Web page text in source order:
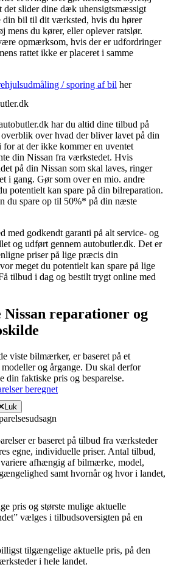
det slider dine dæk uhensigtsmæssigt
din bil til dit værksted, hvis du hører
mens du kører, eller oplever ratslør.
opmærksom, hvis der er udfordringer
rattet ikke er placeret i samme
/ sporing af bil her
har du altid dine tilbud på
over hvad der bliver lavet på din
at der ikke kommer en uventet
din Nissan fra værkstedet. Hvis
på din Nissan som skal laves, ringer
i gang. Gør som over en mio. andre
potentielt kan spare på din bilreparation.
du spare op til 50%* på din næste
med godkendt garanti på alt service- og
og udført gennem autobutler.dk. Det er
priser på lige præcis din
meget du potentielt kan spare på lige
tilbud i dag og bestilt trygt online med
reparationer og
viste bilmærker, er baseret på et
og årgange. Du skal derfor
din faktiske pris og besparelse.
beregnet
Luk
er baseret på tilbud fra værksteder
egne, individuelle priser. Antal tilbud,
variere afhængig af bilmærke, model,
samt hvornår og hvor i landet,
pris og største mulige aktuelle
vælges i tilbudsoversigten på en
tilgængelige aktuelle pris, på den
i hele landet.